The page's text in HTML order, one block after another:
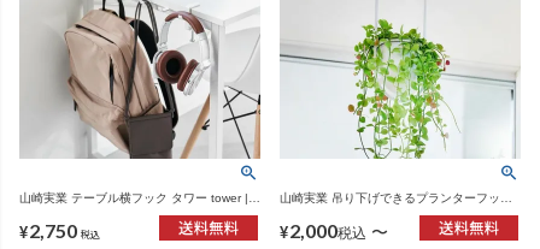
山崎実業 テーブル横フック タワー tower |
インテリア雑貨・タワーシリーズ
¥2,750 税込
山崎実業 吊り下げできるプランターフック
タワー 石こうボード壁対応 tower | インテリ
ア雑貨・タワーシリーズ
¥2,000税込 〜